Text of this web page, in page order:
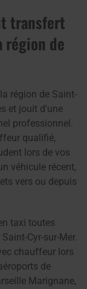
transfert
région de
région de Saint-
et jouit d'une
professionnel.
qualifié,
lors de vos
véhicule récent,
vers ou depuis
taxi toutes
Cyr-sur-Mer.
chauffeur lors
de
Marignane,